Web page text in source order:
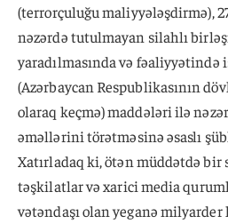
(terrorçuluğu maliyyələşdirmə),
nəzərdə tutulmayan silahlı
yaradılmasında və fəaliyyətində
(Azərbaycan Respublikasının
olaraq keçmə) maddələri ilə
əməllərini törətməsinə əsaslı
Xatırladaq ki, ötən müddətdə bir
təşkilatlar və xarici media
vətəndaşı olan yeganə milyarder